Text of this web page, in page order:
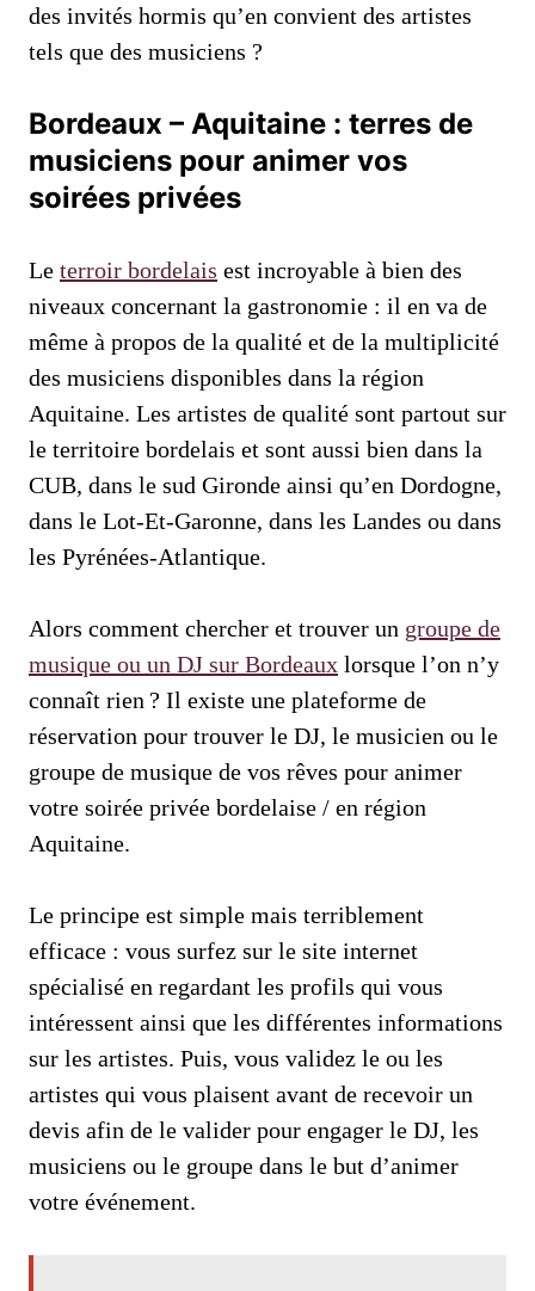
des invités hormis qu’en convient des artistes
tels que des musiciens ?
Bordeaux – Aquitaine : terres de
musiciens pour animer vos
soirées privées
Le terroir bordelais est incroyable à bien des
niveaux concernant la gastronomie : il en va de
même à propos de la qualité et de la multiplicité
des musiciens disponibles dans la région
Aquitaine. Les artistes de qualité sont partout sur
le territoire bordelais et sont aussi bien dans la
CUB, dans le sud Gironde ainsi qu’en Dordogne,
dans le Lot-Et-Garonne, dans les Landes ou dans
les Pyrénées-Atlantique.
Alors comment chercher et trouver un groupe de
musique ou un DJ sur Bordeaux lorsque l’on n’y
connaît rien ? Il existe une plateforme de
réservation pour trouver le DJ, le musicien ou le
groupe de musique de vos rêves pour animer
votre soirée privée bordelaise / en région
Aquitaine.
Le principe est simple mais terriblement
efficace : vous surfez sur le site internet
spécialisé en regardant les profils qui vous
intéressent ainsi que les différentes informations
sur les artistes. Puis, vous validez le ou les
artistes qui vous plaisent avant de recevoir un
devis afin de le valider pour engager le DJ, les
musiciens ou le groupe dans le but d’animer
votre événement.